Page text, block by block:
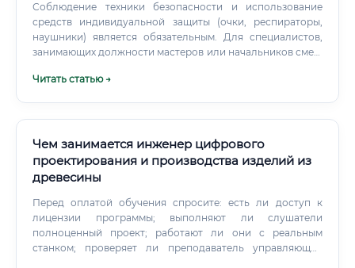
Соблюдение техники безопасности и использование
средств индивидуальной защиты (очки, респираторы,
наушники) является обязательным. Для специалистов,
занимающих должности мастеров или начальников смен,
Читать статью →
Чем занимается инженер цифрового
проектирования и производства изделий из
древесины
Перед оплатой обучения спросите: есть ли доступ к
лицензии программы; выполняют ли слушатели
полноценный проект; работают ли они с реальным
станком; проверяет ли преподаватель управляющие